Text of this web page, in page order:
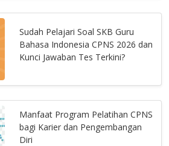
Sudah Pelajari Soal SKB Guru
Bahasa Indonesia CPNS 2026 dan
Kunci Jawaban Tes Terkini?
Manfaat Program Pelatihan CPNS
bagi Karier dan Pengembangan
Diri